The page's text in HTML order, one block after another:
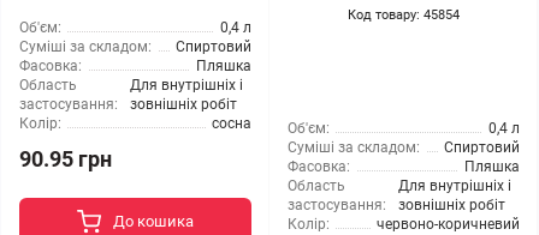
Об'єм:
0,4 л
Суміші за складом:
Спиртовий
Фасовка:
Пляшка
Область
застосування:
Для внутрішніх і
зовнішніх робіт
Колір:
сосна
90.95 грн
До кошика
Код товару: 45854
Об'єм:
0,4 л
Суміші за складом:
Спиртовий
Фасовка:
Пляшка
Область
застосування:
Для внутрішніх і
зовнішніх робіт
Колір:
червоно-коричневий